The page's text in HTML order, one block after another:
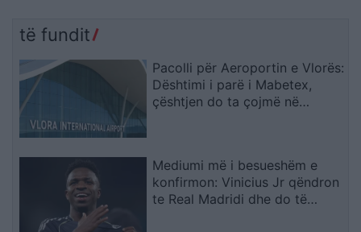
të fundit
Pacolli për Aeroportin e Vlorës:
Dështimi i parë i Mabetex,
çështjen do ta çojmë në
Mediumi më i besueshëm e
konfirmon: Vinicius Jr qëndron
te Real Madridi dhe do të